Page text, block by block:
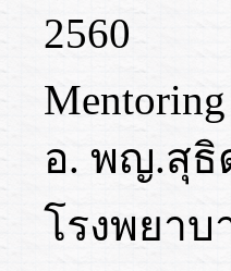
2560
อ. พญ.สุ
โรงพยา